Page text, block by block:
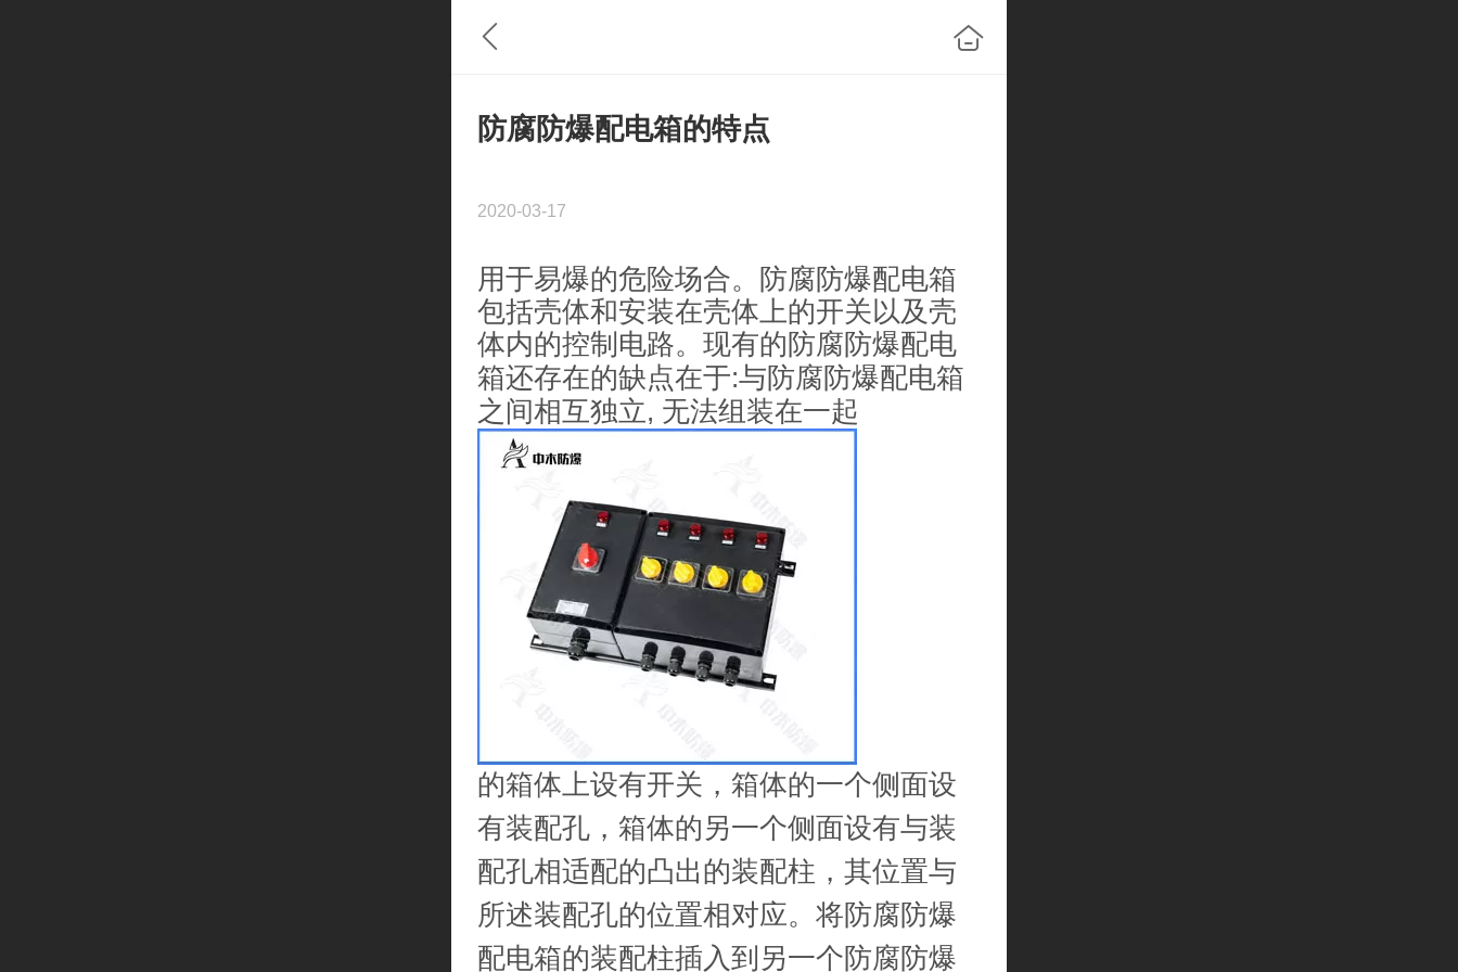
防腐防爆配电箱的特点
2020-03-17
用于易爆的危险场合。防腐防爆配电箱
包括壳体和安装在壳体上的开关以及壳
体内的控制电路。现有的防腐防爆配电
箱还存在的缺点在于:与防腐防爆配电箱
之间相互独立, 无法组装在一起
的箱体上设有开关，箱体的一个侧面设
有装配孔，箱体的另一个侧面设有与装
配孔相适配的凸出的装配柱，其位置与
所述装配孔的位置相对应。将防腐防爆
配电箱的装配柱插入到另一个防腐防爆